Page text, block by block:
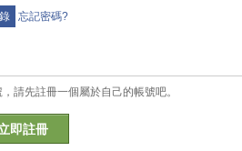
忘記密碼?
請先註冊一個屬於自己的帳號吧。
即註冊